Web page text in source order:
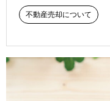
不動産売却について